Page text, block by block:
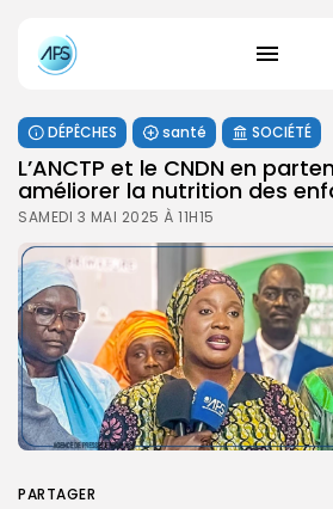
DÉPÊCHES santé SOCIÉTÉ
L’ANCTP et le CNDN en
améliorer la nutrition des
SAMEDI 3 MAI 2025 À 11H15
PARTAGER